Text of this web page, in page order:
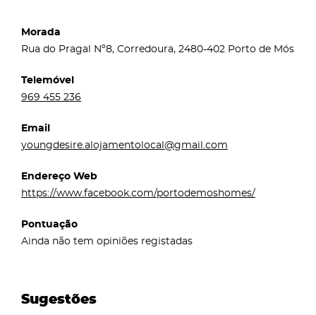
Morada
Rua do Pragal Nº8, Corredoura, 2480-402 Porto de Mós
Telemóvel
969 455 236
Email
youngdesire.alojamentolocal@gmail.com
Endereço Web
https://www.facebook.com/portodemoshomes/
Pontuação
Ainda não tem opiniões registadas
Sugestões